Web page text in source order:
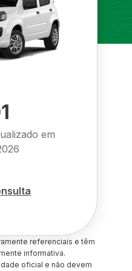
em
referenciais e têm
informativa.
oficial e não devem